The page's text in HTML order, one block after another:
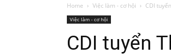
Home Việc làm - cơ hội CDI
Việc làm - cơ hội
CDI tuyển